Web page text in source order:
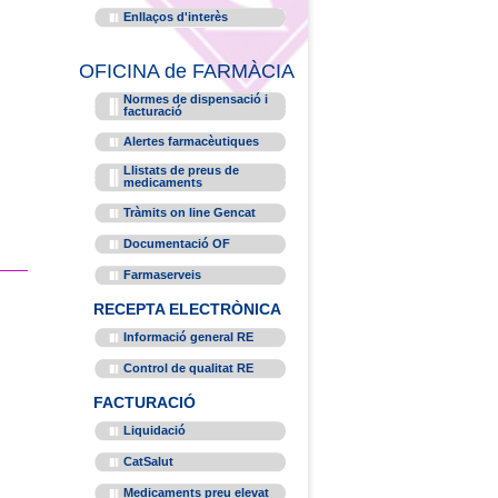
Enllaços d'interès
OFICINA de FARMÀCIA
Normes de dispensació i
facturació
Alertes farmacèutiques
Llistats de preus de
medicaments
Tràmits on line Gencat
Documentació OF
Farmaserveis
RECEPTA ELECTRÒNICA
Informació general RE
Control de qualitat RE
FACTURACIÓ
Liquidació
CatSalut
Medicaments preu elevat